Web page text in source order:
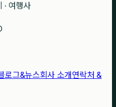
· 여행사
로그&뉴스회사 소개 연락처 &